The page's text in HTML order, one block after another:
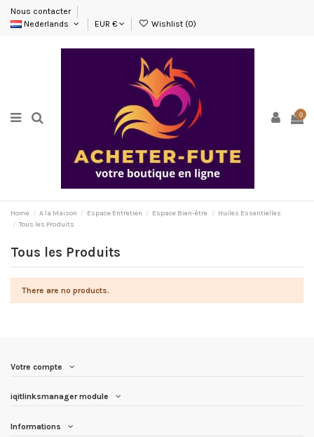
Nous contacter
Nederlands
EUR € Wishlist (0)
0
Home A la Maison Espace Entretien Espace Bien-être
Huiles Essentielles
Tous les Produits
Tous les Produits
There are no products.
Votre compte
iqitlinksmanager module
Informations